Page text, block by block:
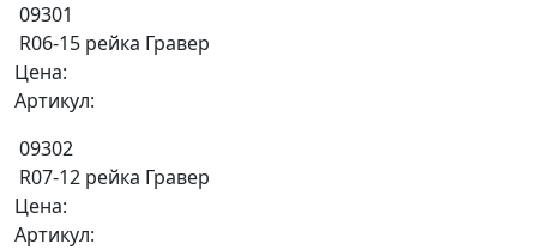
09301
R06-15 рейка Гравер
Цена:
Артикул:
09302
R07-12 рейка Гравер
Цена:
Артикул: